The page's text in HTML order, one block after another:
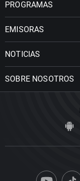
PROGRAMAS
EMISORAS
NOTICIAS
SOBRE NOSOTROS